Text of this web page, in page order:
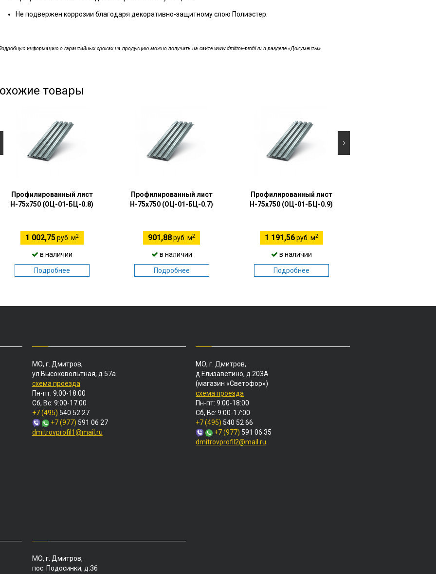
Не подвержен коррозии благодаря декоративно-защитному слою Полиэстер.
информацию о гарантийных сроках на продукцию можно получить на сайте www.dmitrov-profil.ru в разделе «Документы».
товары
Профилированный лист
Н-75х750 (ОЦ-01-БЦ-0.8)
1 002,75руб. м2
в наличии
Подробнее
Профилированный лист
Н-75х750 (ОЦ-01-БЦ-0.7)
901,88руб. м2
в наличии
Подробнее
Профилированный лист
Н-75х750 (ОЦ-01-БЦ-0.9)
1 191,56руб. м2
в наличии
Подробнее
МО, г. Дмитров,
ул.Высоковольтная, д.57а
схема проезда
Пн-пт: 9:00-18:00
Сб, Вс: 9:00-17:00
+7 (495) 540 52 27
+7 (977) 591 06 27
dmitrovprofil1@mail.ru
МО, г. Дмитров,
д.Елизаветино, д.203А
(магазин «Светофор»)
схема проезда
Пн-пт: 9:00-18:00
Сб, Вс: 9:00-17:00
+7 (495) 540 52 66
+7 (977) 591 06 35
dmitrovprofil2@mail.ru
МО, г. Дмитров,
пос. Подосинки, д.36